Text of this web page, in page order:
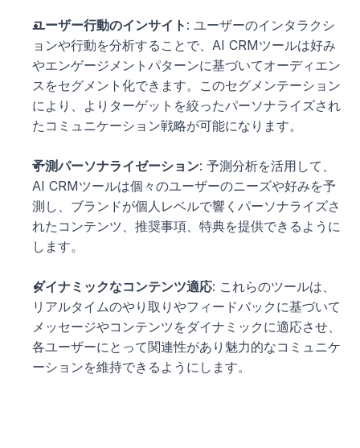
ユーザー行動のインサイト : ユーザーのインタラクシ
ョンや行動を分析することで、AI CRMツールは好み
やエンゲージメントパターンに基づいてオーディエン
スをセグメント化できます。このセグメンテーション
により、よりターゲットを絞ったパーソナライズされ
たコミュニケーション戦略が可能になります。
予測パーソナライゼーション: 予測分析を活用して、
AI CRMツールは個々のユーザーのニーズや好みを予
測し、ブランドが個人レベルで響くパーソナライズさ
れたコンテンツ、推奨事項、特典を提供できるように
します。
ダイナミックなコンテンツ適応: これらのツールは、
リアルタイムのやり取りやフィードバックに基づいて
メッセージやコンテンツをダイナミックに適応させ、
各ユーザーにとって関連性があり魅力的なコミュニケ
ーションを維持できるようにします。